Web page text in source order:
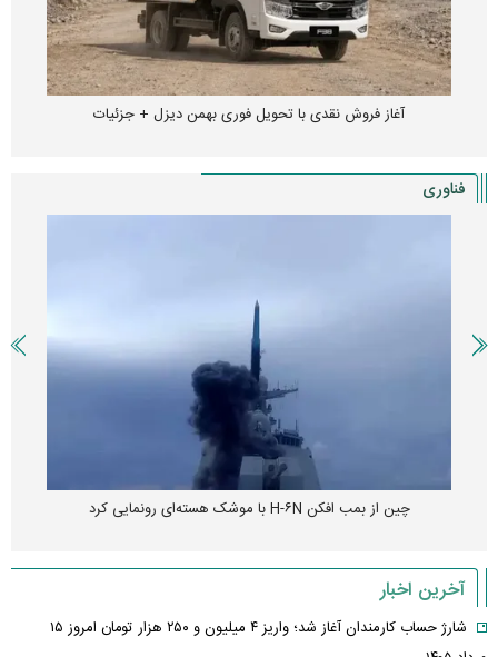
آغاز فروش نقدی با تحویل فوری بهمن دیزل + جزئیات
فناوری
چین از بمب افکن H-۶N با موشک هسته‌ای رونمایی کرد
آخرین اخبار
شارژ حساب کارمندان آغاز شد؛ واریز ۴ میلیون و ۲۵۰ هزار تومان امروز ۱۵